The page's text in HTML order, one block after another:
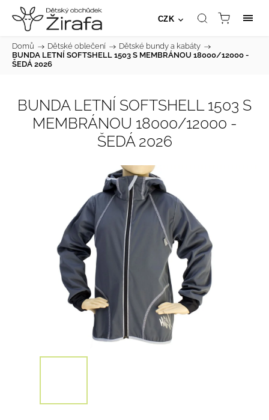
CZK
Domů / Dětské oblečení / Dětské bundy a kabáty /
BUNDA LETNÍ SOFTSHELL 1503 S MEMBRÁNOU 18000/12000 -
ŠEDÁ 2026
BUNDA LETNÍ SOFTSHELL 1503 S
MEMBRÁNOU 18000/12000 -
ŠEDÁ 2026